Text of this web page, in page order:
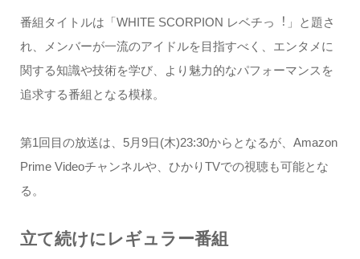
番組タイトルは「WHITE SCORPION レベチっ︕」と題さ
れ、メンバーが一流のアイドルを目指すべく、エンタメに
関する知識や技術を学び、より魅力的なパフォーマンスを
追求する番組となる模様。
第1回目の放送は、5月9日(木)23:30からとなるが、Amazon
Prime Videoチャンネルや、ひかりTVでの視聴も可能とな
る。
立て続けにレギュラー番組